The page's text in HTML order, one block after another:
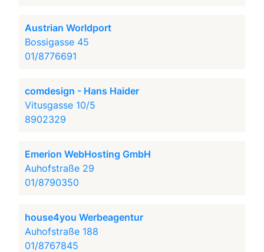
Austrian Worldport
Bossigasse 45
01/8776691
comdesign - Hans Haider
Vitusgasse 10/5
8902329
Emerion WebHosting GmbH
Auhofstraße 29
01/8790350
house4you Werbeagentur
Auhofstraße 188
01/8767845